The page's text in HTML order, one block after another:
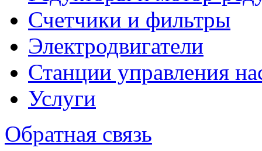
Счетчики и фильтры
Электродвигатели
Станции управления
Услуги
Обратная связь